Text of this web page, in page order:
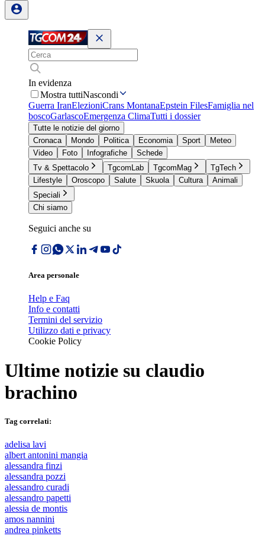
In evidenza
Mostra tuttiNascondi
Guerra IranElezioniCrans MontanaEpstein FilesFamiglia nel
boscoGarlascoEmergenza ClimaTutti i dossier
Tutte le notizie del giorno
Cronaca
Mondo Politica Economia Sport
Meteo
Video
Foto Infografiche
Schede
Tv & Spettacolo
TgcomLab TgcomMag
TgTech
Lifestyle
Oroscopo Salute Skuola Cultura
Animali
Speciali
Chi siamo
Seguici anche su
Area personale
Help e Faq
Info e contatti
Termini del servizio
Utilizzo dati e privacy
Cookie Policy
Ultime notizie su claudio
brachino
Tag correlati:
adelisa lavi
albert antonini mangia
alessandra finzi
alessandra pozzi
alessandro curadi
alessandro papetti
alessia de montis
amos nannini
andrea pinketts